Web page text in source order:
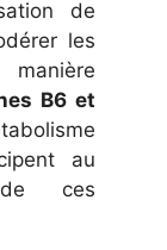
de
les
B6 et
au
de ces